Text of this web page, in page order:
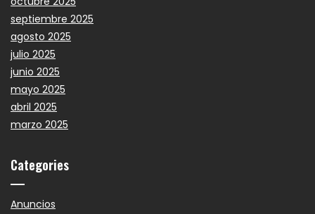
septiembre 2025
agosto 2025
julio 2025
junio 2025
mayo 2025
abril 2025
marzo 2025
Categories
Anuncios